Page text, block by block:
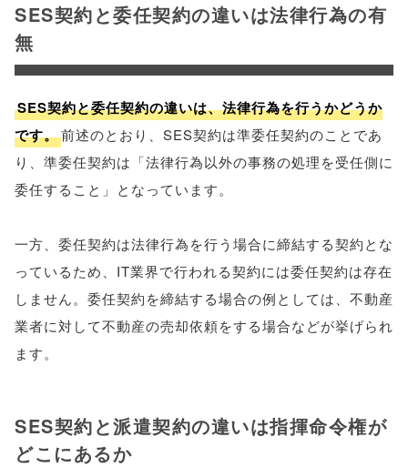
SES契約と委任契約の違いは法律行為の有
無
SES契約と委任契約の違いは、法律行為を行うかどうか
です。前述のとおり、SES契約は準委任契約のことであ
り、準委任契約は「法律行為以外の事務の処理を受任側に
委任すること」となっています。
一方、委任契約は法律行為を行う場合に締結する契約とな
っているため、IT業界で行われる契約には委任契約は存在
しません。委任契約を締結する場合の例としては、不動産
業者に対して不動産の売却依頼をする場合などが挙げられ
ます。
SES契約と派遣契約の違いは指揮命令権が
どこにあるか